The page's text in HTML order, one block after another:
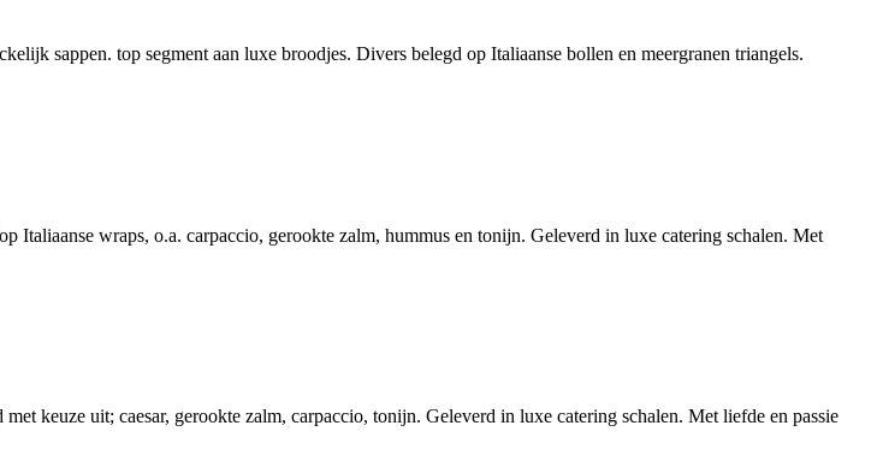
sappen. top segment aan luxe broodjes. Divers belegd op Italiaanse bollen en meergranen triangels.
Italiaanse wraps, o.a. carpaccio, gerookte zalm, hummus en tonijn. Geleverd in luxe catering schalen. Met
keuze uit; caesar, gerookte zalm, carpaccio, tonijn. Geleverd in luxe catering schalen. Met liefde en passie